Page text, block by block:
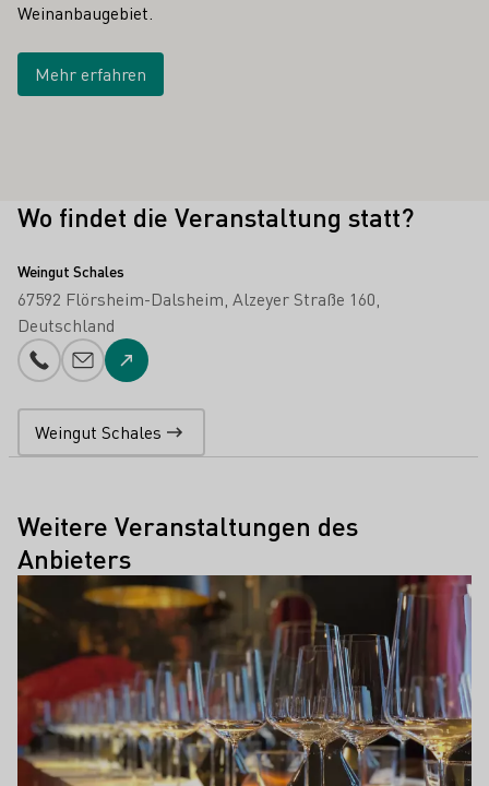
Weinanbaugebiet.
Mehr erfahren
Wo findet die Veranstaltung statt?
Weingut Schales
67592 Flörsheim-Dalsheim Alzeyer Straße 160
Deutschland
Telefonnummer
E-Mail-Adresse
Zur Website
Weingut Schales
Weitere Veranstaltungen des
Anbieters
Mehr erfahren